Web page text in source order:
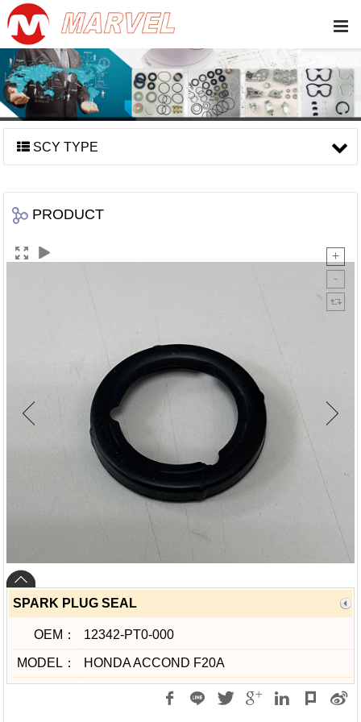
SCY TYPE
PRODUCT
SPARK PLUG SEAL
OEM： 12342-PT0-000
MODEL： HONDA ACCOND F20A